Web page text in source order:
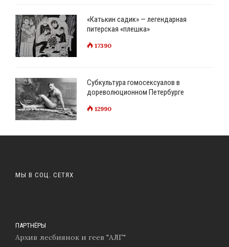
«Катькин садик» — легендарная
питерская «плешка»
17390
Субкультура гомосексуалов в
дореволюционном Петербурге
12990
МЫ В СОЦ. СЕТЯХ
ПАРТНЁРЫ
Архив лесбиянок и геев "АЛГ"